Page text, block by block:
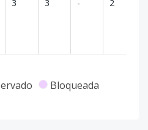
3 3 - 2
Bloqueada